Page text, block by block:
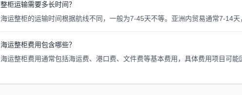
整柜运输需要多长时间？
海运整柜的运输时间根据航线不同，一般为7-45天不等。亚洲内贸易通常7-14天
海运整柜费用包含哪些？
海运整柜费用通常包括海运费、港口费、文件费等基本费用，具体费用项目可能